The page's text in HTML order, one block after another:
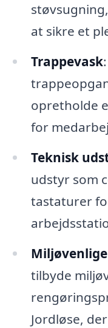
at sikre et
Trappevask
opretholde
for
Teknisk
udstyr som
tastaturer
tilbyde
Jordløse,